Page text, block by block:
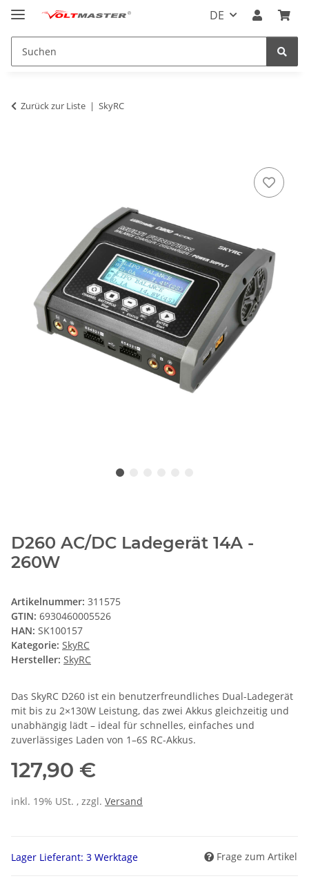
DE
Zurück zur Liste SkyRC
D260 AC/DC Ladegerät 14A -
260W
Artikelnummer: 311575
GTIN: 6930460005526
HAN: SK100157
Kategorie: SkyRC
Hersteller: SkyRC
Das SkyRC D260 ist ein benutzerfreundliches Dual-Ladegerät
mit bis zu 2×130W Leistung, das zwei Akkus gleichzeitig und
unabhängig lädt – ideal für schnelles, einfaches und
zuverlässiges Laden von 1–6S RC-Akkus.
127,90 €
inkl. 19% USt. , zzgl. Versand
Lager Lieferant: 3 Werktage Frage zum Artikel